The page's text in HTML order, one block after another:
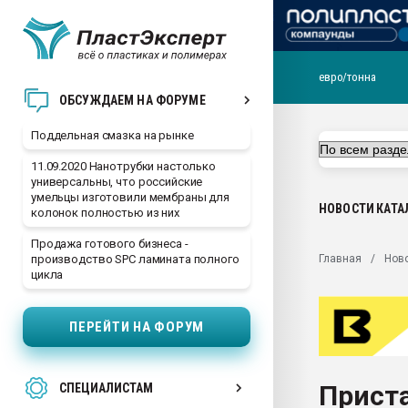
ОБСУЖДАЕМ НА ФОРУМЕ
Поддельная смазка на рынке
11.09.2020 Нанотрубки настолько
универсальны, что российские
умельцы изготовили мембраны для
колонок полностью из них
Продажа готового бизнеса -
производство SPC ламината полного
цикла
ПЕРЕЙТИ НА ФОРУМ
СПЕЦИАЛИСТАМ
ближайшее
Подмосковье, Москва
первый план в
28.07.2026
ситуацией на
Всё, что касается
Материал поверхности
Продам отходы
евро/тонна
НОВОСТИ
Главная